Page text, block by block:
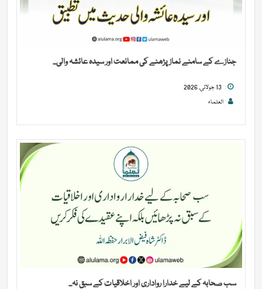
جنازے کے سامنے نماز پڑھنے کی ممانعت اور سیدہ عائشہ والی...
العلماء
سب صحابہ کے لیے خدارا رواداری اور اخلاقیات کے سبق نہ...